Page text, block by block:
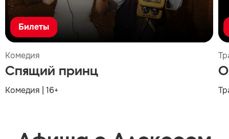
Билеты
Комедия
Спящий принц
Комедия | 16+